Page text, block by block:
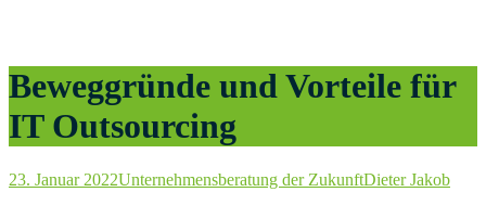
Beweggründe und Vorteile für
IT Outsourcing
23. Januar 2022Unternehmensberatung der ZukunftDieter Jakob